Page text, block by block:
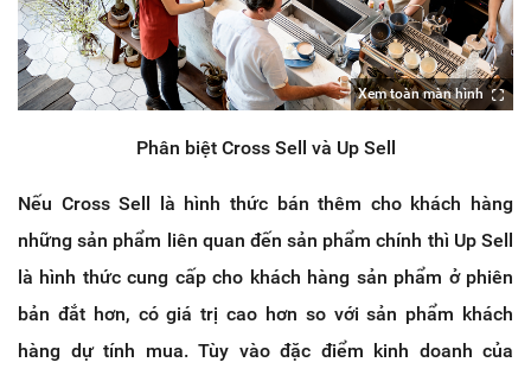
Xem toàn màn hình
Phân biệt Cross Sell và Up Sell
Nếu Cross Sell là hình thức bán thêm cho khách hàng
những sản phẩm liên quan đến sản phẩm chính thì Up Sell
là hình thức cung cấp cho khách hàng sản phẩm ở phiên
bản đắt hơn, có giá trị cao hơn so với sản phẩm khách
hàng dự tính mua. Tùy vào đặc điểm kinh doanh của